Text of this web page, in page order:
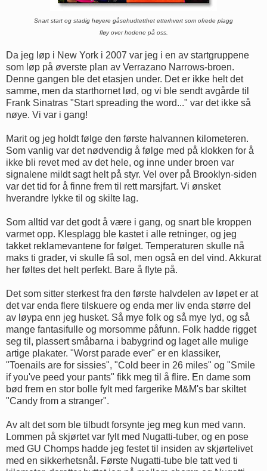
Snart start og stadig høyere gåsehudtetthet etterhvert som ofrede plagg
fløy over hodene på oss.
Da jeg løp i New York i 2007 var jeg i en av startgruppene
som løp på øverste plan av Verrazano Narrows-broen.
Denne gangen ble det etasjen under. Det er ikke helt det
samme, men da starthornet lød, og vi ble sendt avgårde til
Frank Sinatras "Start spreading the word..." var det ikke så
nøye. Vi var i gang!
Marit og jeg holdt følge den første halvannen kilometeren.
Som vanlig var det nødvendig å følge med på klokken for å
ikke bli revet med av det hele, og inne under broen var
signalene mildt sagt helt på styr. Vel over på Brooklyn-siden
var det tid for å finne frem til rett marsjfart. Vi ønsket
hverandre lykke til og skilte lag.
Som alltid var det godt å være i gang, og snart ble kroppen
varmet opp. Klesplagg ble kastet i alle retninger, og jeg
takket reklamevantene for følget. Temperaturen skulle nå
maks ti grader, vi skulle få sol, men også en del vind. Akkurat
her føltes det helt perfekt. Bare å flyte på.
Det som sitter sterkest fra den første halvdelen av løpet er at
det var enda flere tilskuere og enda mer liv enda større del
av løypa enn jeg husket. Så mye folk og så mye lyd, og så
mange fantasifulle og morsomme påfunn. Folk hadde rigget
seg til, plassert småbarna i babygrind og laget alle mulige
artige plakater. "Worst parade ever" er en klassiker,
"Toenails are for sissies", "Cold beer in 26 miles" og "Smile
if you've peed your pants" fikk meg til å flire. En dame som
bød frem en stor bolle fylt med fargerike M&M's bar skiltet
"Candy from a stranger".
Av alt det som ble tilbudt forsynte jeg meg kun med vann.
Lommen på skjørtet var fylt med Nugatti-tuber, og en pose
med GU Chomps hadde jeg festet til insiden av skjørtelivet
med en sikkerhetsnål. Første Nugatti-tube ble tatt ved ti